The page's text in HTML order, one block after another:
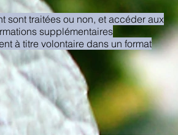
sont traitées ou non, et accéder aux
supplémentaires
à titre volontaire dans un format